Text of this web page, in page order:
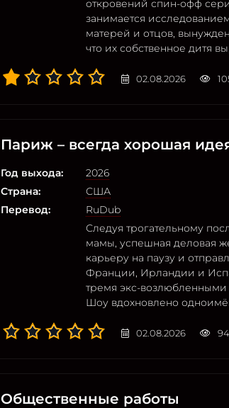
откровений спин-офф
занимается
матерей и отцов,
что их собственное дитя
02.08.2026
Париж – всегда хорошая
Год выхода:
2026
Страна:
США
Перевод:
RuDub
Следуя трогательному
мамы, успешная деловая
карьеру на паузу и
Франции, Ирландии и
тремя экс-возлюбленными
Шоу вдохновлено
02.08.2026 94
Общественные работы